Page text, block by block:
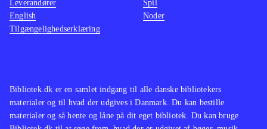
Bibliotek.dk er en samlet indgang til alle danske bibliotekers
materialer og til hvad der udgives i Danmark. Du kan bestille
materialer og så hente og låne på dit eget bibliotek. Du kan bruge
Leverandører
English
Tilgængelighedserklæring
Spil
Noder